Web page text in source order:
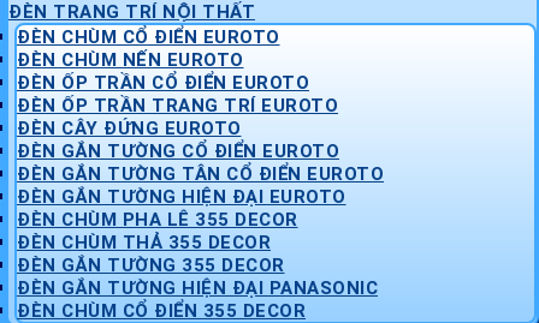
ĐÈN TRANG TRÍ NỘI THẤT
ĐÈN CHÙM CỔ ĐIỂN EUROTO
ĐÈN CHÙM NẾN EUROTO
ĐÈN ỐP TRẦN CỔ ĐIỂN EUROTO
ĐÈN ỐP TRẦN TRANG TRÍ EUROTO
ĐÈN CÂY ĐỨNG EUROTO
ĐÈN GẮN TƯỜNG CỔ ĐIỂN EUROTO
ĐÈN GẮN TƯỜNG TÂN CỔ ĐIỂN EUROTO
ĐÈN GẮN TƯỜNG HIỆN ĐẠI EUROTO
ĐÈN CHÙM PHA LÊ 355 DECOR
ĐÈN CHÙM THẢ 355 DECOR
ĐÈN GẮN TƯỜNG 355 DECOR
ĐÈN GẮN TƯỜNG HIỆN ĐẠI PANASONIC
ĐÈN CHÙM CỔ ĐIỂN 355 DECOR